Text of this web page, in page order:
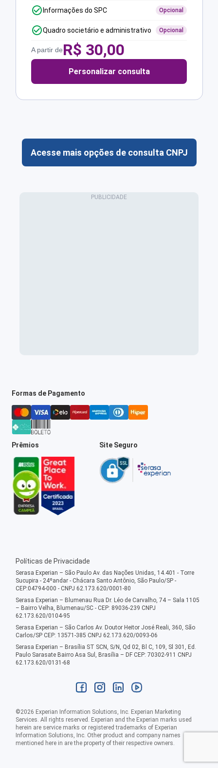
Informações do SPC Opcional
Quadro societário e administrativo Opcional
A partir deR$ 30,00
Personalizar consulta
Acesse mais opções de consulta CNPJ
Formas de Pagamento
Prêmios Site Seguro
Políticas de Privacidade
Serasa Experian – São Paulo Av. das Nações Unidas, 14.401 - Torre
Sucupira - 24ºandar - Chácara Santo Antônio, São Paulo/SP -
CEP:04794-000 - CNPJ 62.173.620/0001-80
Serasa Experian – Blumenau Rua Dr. Léo de Carvalho, 74 – Sala 1105
– Bairro Velha, Blumenau/SC - CEP: 89036-239 CNPJ
62.173.620/0104-95
Serasa Experian – São Carlos Av. Doutor Heitor José Reali, 360, São
Carlos/SP CEP: 13571-385 CNPJ 62.173.620/0093-06
Serasa Experian – Brasília ST SCN, S/N, Qd 02, Bl C, 109, Sl 301, Ed.
Paulo Sarasate Bairro Asa Sul, Brasília – DF CEP: 70302-911 CNPJ
62.173.620/0131-68
©2026 Experian Information Solutions, Inc. Experian Marketing
Services. All rights reserved. Experian and the Experian marks used
herein are service marks or registered trademarks of Experian
Information Solutions, Inc. Other product and company names
mentioned here in are the property of their respective owners.